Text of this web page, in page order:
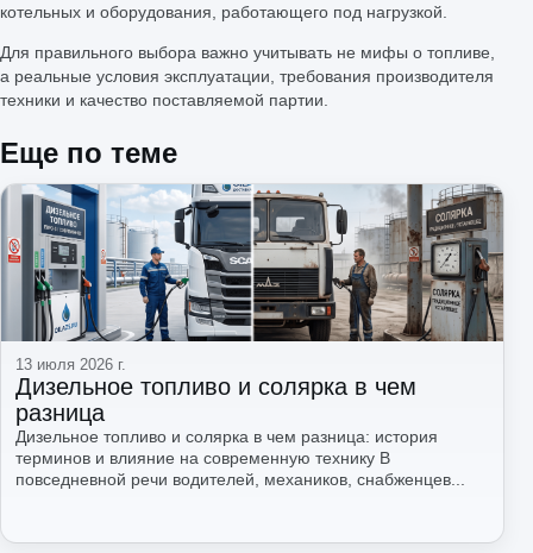
котельных и оборудования, работающего под нагрузкой.
Для правильного выбора важно учитывать не мифы о топливе,
а реальные условия эксплуатации, требования производителя
техники и качество поставляемой партии.
Еще по теме
13 июля 2026 г.
Дизельное топливо и солярка в чем
разница
Дизельное топливо и солярка в чем разница: история
терминов и влияние на современную технику В
повседневной речи водителей, механиков, снабженцев...